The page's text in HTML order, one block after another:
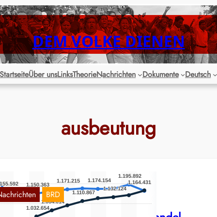
DEM VOLKE DIENEN
StartseiteÜber unsLinksTheorieNachrichten Dokumente Deutsch
ausbeutung
BRD